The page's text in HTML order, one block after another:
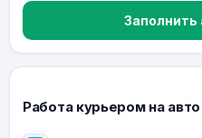
Заполнить
Работа курьером на